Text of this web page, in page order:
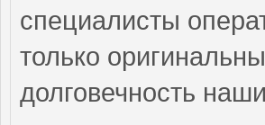
специалисты
только
долговечность